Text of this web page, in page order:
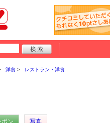
洋食 レストラン・洋食
ポン
写真